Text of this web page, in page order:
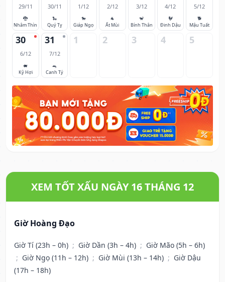
29/11
🐉
Nhâm Thìn
30/11
🐍
Quý Tỵ
1/12
🐎
Giáp Ngọ
2/12
🐐
Ất Mùi
3/12
🐒
Bính Thân
4/12
🐓
Đinh Dậu
5/12
🐕
Mậu Tuất
30
6/12
🐖
Kỷ Hợi
31
7/12
🐀
Canh Tý
1 2 3 4 5
XEM TỐT XẤU NGÀY 16 THÁNG 12
Giờ Hoàng Đạo
Giờ Tí (23h – 0h) ; Giờ Dần (3h – 4h) ; Giờ Mão (5h – 6h)
; Giờ Ngọ (11h – 12h) ; Giờ Mùi (13h – 14h) ; Giờ Dậu
(17h – 18h)